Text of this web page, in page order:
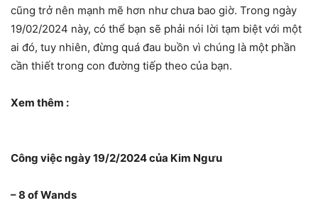
cũng trở nên mạnh mẽ hơn như chưa bao giờ. Trong ngày
19/02/2024 này, có thể bạn sẽ phải nói lời tạm biệt với một
ai đó, tuy nhiên, đừng quá đau buồn vì chúng là một phần
cần thiết trong con đường tiếp theo của bạn.
Xem thêm :
Công việc ngày 19/2/2024 của Kim Ngưu
– 8 of Wands